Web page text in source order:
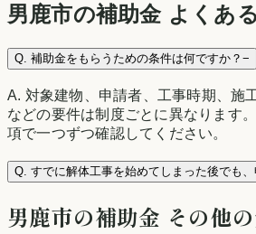
男鹿市の補助金 よくあ
Q. 補助金をもらうための条件は何ですか？ −
A. 対象建物、申請者、工事時期、施
などの要件は制度ごとに異なります
項で一つずつ確認してください。
Q. すでに解体工事を始めてしまった後でも
男鹿市の補助金 その他